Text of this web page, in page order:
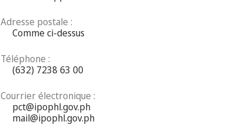
Adresse postale :
Comme ci-dessus
Téléphone :
(632) 7238 63 00
Courrier électronique :
pct@ipophl.gov.ph
mail@ipophl.gov.ph